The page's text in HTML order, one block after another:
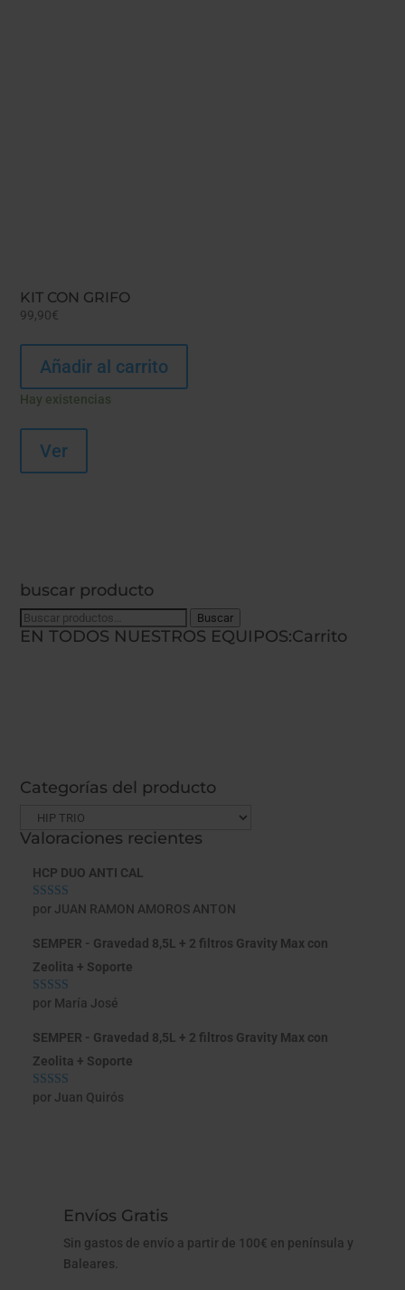
KIT CON GRIFO
99,90€
Añadir al carrito
Hay existencias
Ver
buscar producto
Buscar
por:
Buscar
EN TODOS NUESTROS EQUIPOS:Carrito
Categorías del producto
Valoraciones recientes
HCP DUO ANTI CAL
Valorado con
por JUAN RAMON AMOROS ANTON
SEMPER - Gravedad 8,5L + 2 filtros Gravity Max con
Zeolita + Soporte
Valorado con
por María José
SEMPER - Gravedad 8,5L + 2 filtros Gravity Max con
Zeolita + Soporte
Valorado con
por Juan Quirós
Envíos Gratis
Sin gastos de envío a partir de 100€ en península y
Baleares.